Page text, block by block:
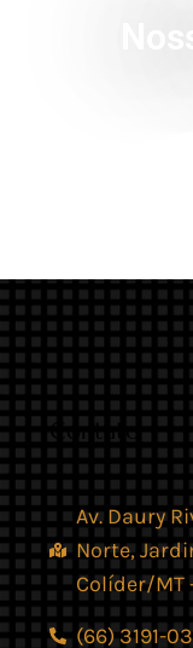
Contato
Av. Daury
Norte,
Colíder/MT
(66) 3191-